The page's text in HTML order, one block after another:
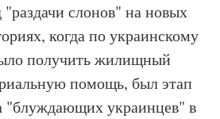
слонов" на новых
когда по украинскому
получить жилищный
помощь, был этап
"блуждающих украинцев" в